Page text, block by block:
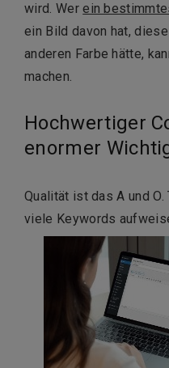
wird. Werein
ein Bild davon hat,
anderen Farbe hätte,
machen.
Hochwertiger
enormer
Qualität ist das A und
viele Keywords